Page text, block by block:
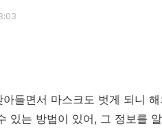
아들면서 마스크도 벗게 되니
있는 방법이 있어, 그 정보를